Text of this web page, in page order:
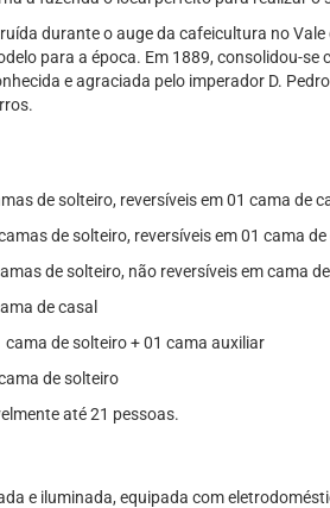
durante o auge da cafeicultura no
para a época. Em 1889, consolidou-
e agraciada pelo imperador D.
de solteiro, reversíveis em 01 cama de
de solteiro, reversíveis em 01 cama de
de solteiro, não reversíveis em cama
de casal
cama de solteiro + 01 cama auxiliar
de solteiro
até 21 pessoas.
e iluminada, equipada com